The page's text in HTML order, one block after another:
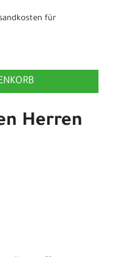
für
Herren